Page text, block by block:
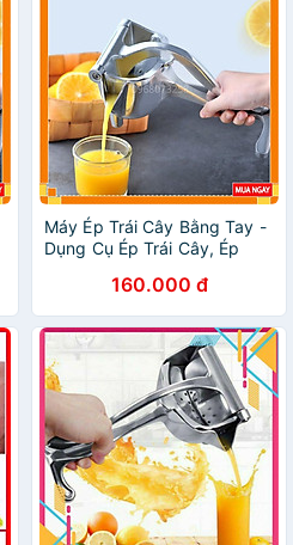
Máy Ép Trái Cây Bằng Tay -
Dụng Cụ Ép Trái Cây, Ép
Toàn, Tiện Dụng
160.000 đ